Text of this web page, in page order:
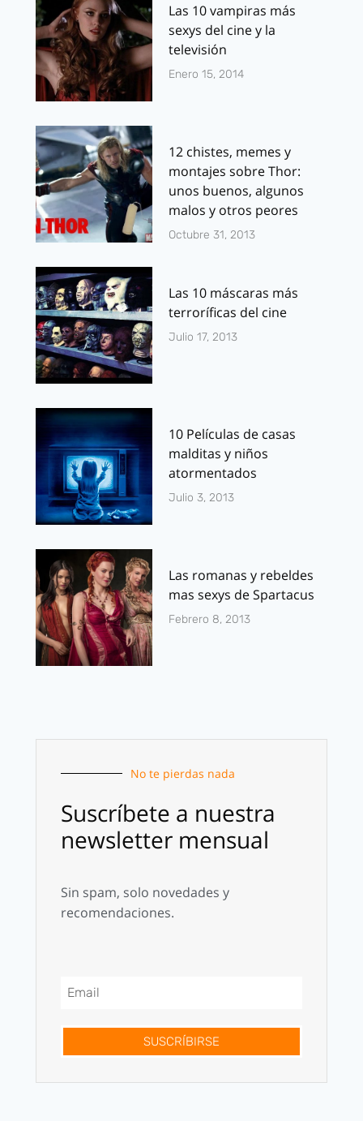
Las 10 vampiras más
sexys del cine y la
televisión
Enero 15, 2014
12 chistes, memes y
montajes sobre Thor:
unos buenos, algunos
malos y otros peores
Octubre 31, 2013
Las 10 máscaras más
terroríficas del cine
Julio 17, 2013
10 Películas de casas
malditas y niños
atormentados
Julio 3, 2013
Las romanas y rebeldes
mas sexys de Spartacus
Febrero 8, 2013
No te pierdas nada
Suscríbete a nuestra
newsletter mensual
Sin spam, solo novedades y
recomendaciones.
SUSCRÍBIRSE